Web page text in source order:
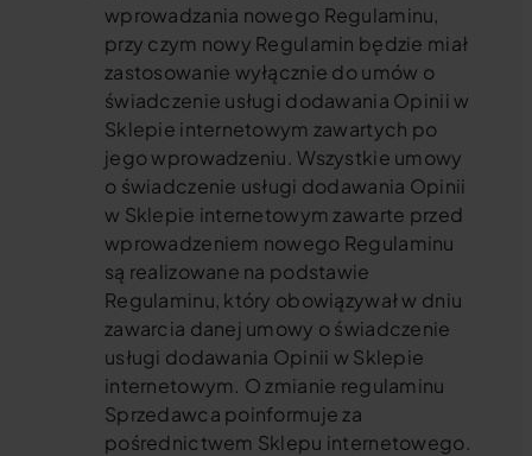
wprowadzania nowego Regulaminu,
przy czym nowy Regulamin będzie miał
zastosowanie wyłącznie do umów o
świadczenie usługi dodawania Opinii w
Sklepie internetowym zawartych po
jego wprowadzeniu. Wszystkie umowy
o świadczenie usługi dodawania Opinii
w Sklepie internetowym zawarte przed
wprowadzeniem nowego Regulaminu
są realizowane na podstawie
Regulaminu, który obowiązywał w dniu
zawarcia danej umowy o świadczenie
usługi dodawania Opinii w Sklepie
internetowym. O zmianie regulaminu
Sprzedawca poinformuje za
pośrednictwem Sklepu internetowego.